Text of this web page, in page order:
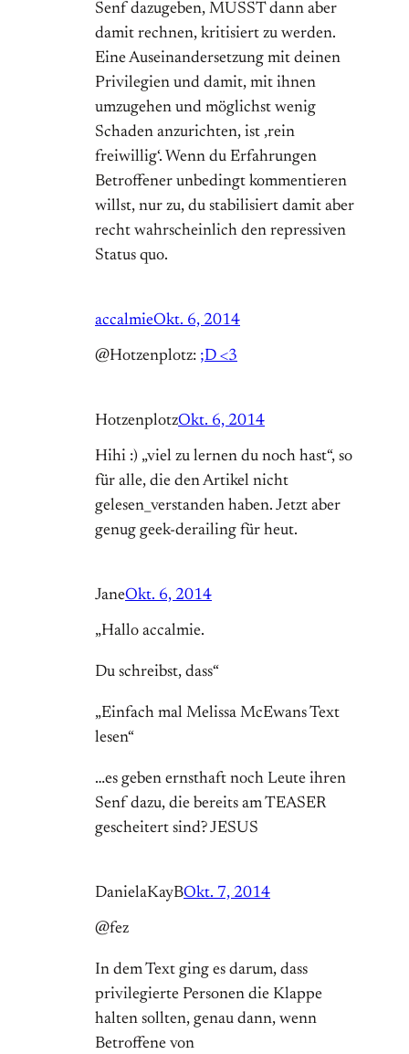
Senf dazugeben, MUSST dann aber
damit rechnen, kritisiert zu werden.
Eine Auseinandersetzung mit deinen
Privilegien und damit, mit ihnen
umzugehen und möglichst wenig
Schaden anzurichten, ist ‚rein
freiwillig‘. Wenn du Erfahrungen
Betroffener unbedingt kommentieren
willst, nur zu, du stabilisiert damit aber
recht wahrscheinlich den repressiven
Status quo.
accalmieOkt. 6, 2014
@Hotzenplotz: ;D <3
HotzenplotzOkt. 6, 2014
Hihi :) „viel zu lernen du noch hast“, so
für alle, die den Artikel nicht
gelesen_verstanden haben. Jetzt aber
genug geek-derailing für heut.
JaneOkt. 6, 2014
„Hallo accalmie.
Du schreibst, dass“
„Einfach mal Melissa McEwans Text
lesen“
…es geben ernsthaft noch Leute ihren
Senf dazu, die bereits am TEASER
gescheitert sind? JESUS
DanielaKayBOkt. 7, 2014
@fez
In dem Text ging es darum, dass
privilegierte Personen die Klappe
halten sollten, genau dann, wenn
Betroffene von